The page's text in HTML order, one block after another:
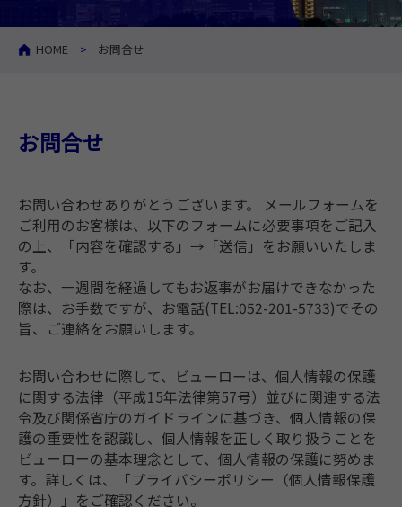
HOME お問合せ
お問合せ
お問い合わせありがとうございます。 メールフォームを
ご利用のお客様は、以下のフォームに必要事項をご記入
の上、「内容を確認する」→「送信」をお願いいたしま
す。
なお、一週間を経過してもお返事がお届けできなかった
際は、お手数ですが、お電話(TEL:052-201-5733)でその
旨、ご連絡をお願いします。
お問い合わせに際して、ビューローは、個人情報の保護
に関する法律（平成15年法律第57号）並びに関連する法
令及び関係省庁のガイドラインに基づき、個人情報の保
護の重要性を認識し、個人情報を正しく取り扱うことを
ビューローの基本理念として、個人情報の保護に努めま
す。 詳しくは、「プライバシーポリシー（個人情報保護
方針）」をご確認ください。